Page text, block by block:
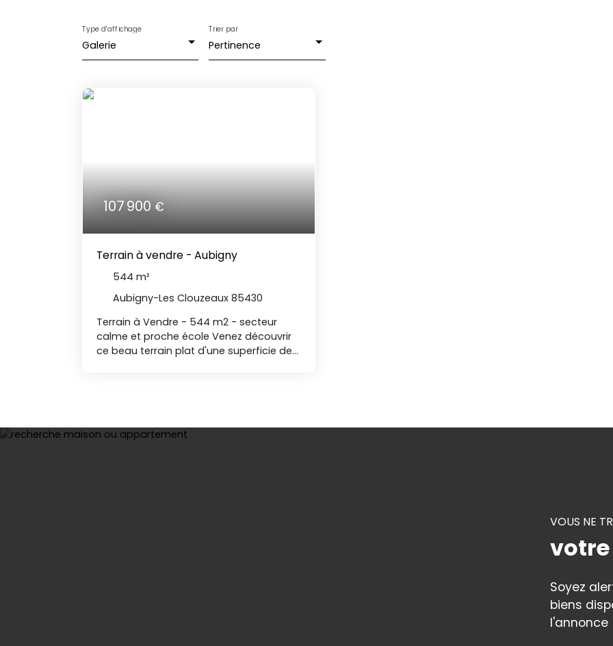
Galerie
Type d'affichage
Pertinence
Trier par
107 900€
Terrain à vendre - Aubigny
544 m²
Aubigny-Les Clouzeaux 85430
Terrain à Vendre - 544 m2 - secteur
calme et proche école Venez découvrir
ce beau terrain plat d'une superficie de
ou encore le stationnement de véhicules
VOUS NE
votre
Soyez
biens
l'annonce